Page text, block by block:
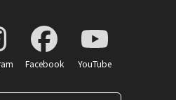
Facebook YouTube